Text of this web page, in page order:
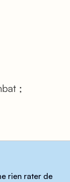
;
rien rater de